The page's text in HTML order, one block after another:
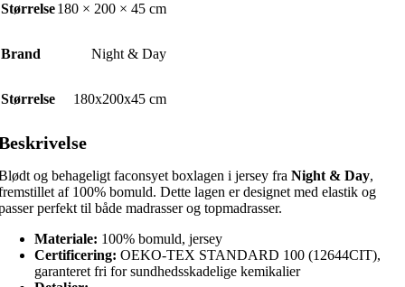
Størrelse180 × 200 × 45 cm
Brand Night & Day
Størrelse 180x200x45 cm
og behageligt faconsyet boxlagen i jersey fra Night & Day,
af 100% bomuld. Dette lagen er designet med elastik og
perfekt til både madrasser og topmadrasser.
Materiale: 100% bomuld, jersey
Certificering: OEKO-TEX STANDARD 100 (12644CIT),
garanteret fri for sundhedsskadelige kemikalier